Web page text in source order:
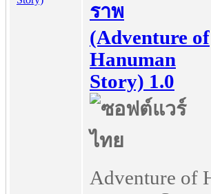
ราพ
(Adventure of
Hanuman
Story) 1.0
Adventure of